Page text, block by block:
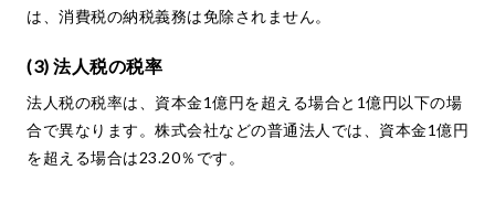
は、消費税の納税義務は免除されません。
(3) 法人税の税率
法人税の税率は、資本金1億円を超える場合と1億円以下の場
合で異なります。株式会社などの普通法人では、資本金1億円
を超える場合は23.20％です。